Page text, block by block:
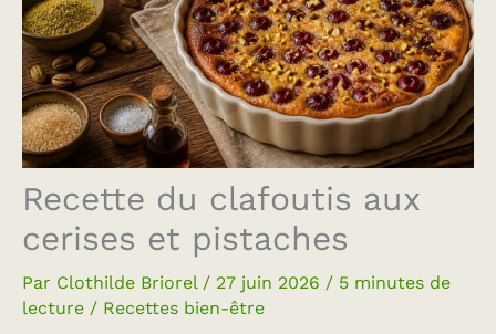
Recette du clafoutis aux
cerises et pistaches
Par Clothilde Briorel / 27 juin 2026 / 5 minutes de
lecture / Recettes bien-être